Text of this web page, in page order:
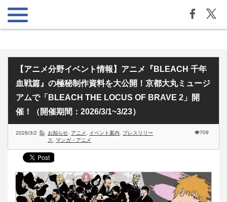
【アニメ分野イベント情報】アニメ『BLEACH 千年
血戦篇』の極秘制作資料を大公開！京都大丸ミュージ
アムで「BLEACH THE LOCUS OF BRAVE 2」開
催！（開催期間：2026/3/1~3/23）
2026/3/2 お知らせ アニメ イベント案内
プレスリリー
ス
マンガ・アニメ
709